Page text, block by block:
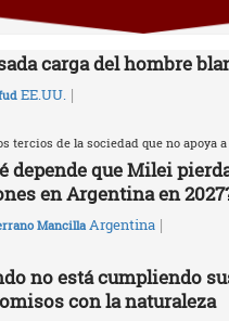
carga del hombre
EE.UU. |
tercios de la sociedad que no apoya
depende que Milei
en Argentina en
Mancilla Argentina |
no está cumpliendo
con la naturaleza